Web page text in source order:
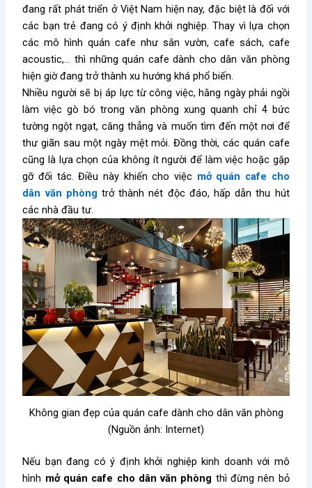
đang rất phát triển ở Việt Nam hiện nay, đặc biệt là đối với
các bạn trẻ đang có ý định khởi nghiệp. Thay vì lựa chọn
các mô hình quán cafe như sân vườn, cafe sách, cafe
acoustic,… thì những quán cafe dành cho dân văn phòng
hiện giờ đang trở thành xu hướng khá phổ biến.
Nhiều người sẽ bị áp lực từ công việc, hằng ngày phải ngồi
làm việc gò bó trong văn phòng xung quanh chỉ 4 bức
tường ngột ngạt, căng thẳng và muốn tìm đến một nơi để
thư giãn sau một ngày mệt mỏi. Đồng thời, các quán cafe
cũng là lựa chọn của không ít người để làm việc hoặc gặp
gỡ đối tác. Điều này khiến cho việc mở quán cafe cho
dân văn phòngtrở thành nét độc đáo, hấp dẫn thu hút
các nhà đầu tư.
Không gian đẹp của quán cafe dành cho dân văn phòng
(Nguồn ảnh: Internet)
Nếu bạn đang có ý định khởi nghiệp kinh doanh với mô
hình mở quán cafe cho dân văn phòng thì đừng nên bỏ